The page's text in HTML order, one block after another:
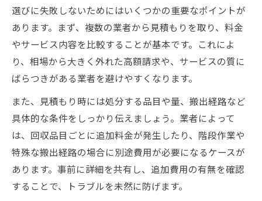
選びに失敗しないためにはいくつかの重要なポイントが
あります。まず、複数の業者から見積もりを取り、料金
やサービス内容を比較することが基本です。これによ
り、相場から大きく外れた高額請求や、サービスの質に
ばらつきがある業者を避けやすくなります。
また、見積もり時には処分する品目や量、搬出経路など
具体的な条件をしっかり伝えましょう。業者によって
は、回収品目ごとに追加料金が発生したり、階段作業や
特殊な搬出経路の場合に別途費用が必要になるケースが
あります。事前に詳細を共有し、追加費用の有無を確認
することで、トラブルを未然に防げます。